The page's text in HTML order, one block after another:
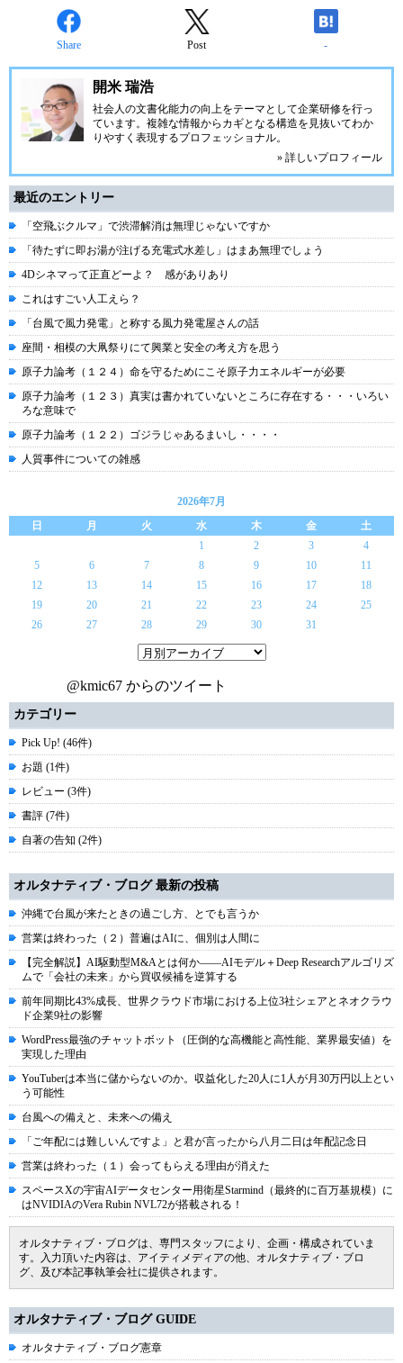
Share Post -
開米 瑞浩
社会人の文書化能力の向上をテーマとして企業研修を行っ
ています。複雑な情報からカギとなる構造を見抜いてわか
りやすく表現するプロフェッショナル。
» 詳しいプロフィール
最近のエントリー
「空飛ぶクルマ」で渋滞解消は無理じゃないですか
「待たずに即お湯が注げる充電式水差し」はまあ無理でしょう
4Dシネマって正直どーよ？ 感がありあり
これはすごい人工えら？
「台風で風力発電」と称する風力発電屋さんの話
座間・相模の大凧祭りにて興業と安全の考え方を思う
原子力論考（１２４）命を守るためにこそ原子力エネルギーが必要
原子力論考（１２３）真実は書かれていないところに存在する・・・いろい
ろな意味で
原子力論考（１２２）ゴジラじゃあるまいし・・・・
人質事件についての雑感
2026年7月
日
月 火 水 木 金
土
1
2 3
4
5
6 7 8 9 10
11
12
13 14 15 16 17
18
19
20 21 22 23 24
25
26
27 28 29 30 31
@kmic67 からのツイート
カテゴリー
Pick Up! (46件)
お題 (1件)
レビュー (3件)
書評 (7件)
自著の告知 (2件)
オルタナティブ・ブログ 最新の投稿
沖縄で台風が来たときの過ごし方、とでも言うか
営業は終わった（２）普遍はAIに、個別は人間に
【完全解説】AI駆動型M&Aとは何か――AIモデル＋Deep Researchアルゴリズ
ムで「会社の未来」から買収候補を逆算する
前年同期比43%成長、世界クラウド市場における上位3社シェアとネオクラウ
ド企業9社の影響
WordPress最強のチャットボット（圧倒的な高機能と高性能、業界最安値）を
実現した理由
YouTuberは本当に儲からないのか。収益化した20人に1人が月30万円以上とい
う可能性
台風への備えと、未来への備え
「ご年配には難しいんですよ」と君が言ったから八月二日は年配記念日
営業は終わった（１）会ってもらえる理由が消えた
スペースXの宇宙AIデータセンター用衛星Starmind（最終的に百万基規模）に
はNVIDIAのVera Rubin NVL72が搭載される！
オルタナティブ・ブログは、専門スタッフにより、企画・構成されていま
す。入力頂いた内容は、アイティメディアの他、オルタナティブ・ブロ
グ、及び本記事執筆会社に提供されます。
オルタナティブ・ブログ GUIDE
オルタナティブ・ブログ憲章